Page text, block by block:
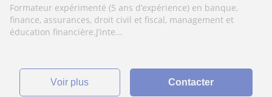
Formateur expérimenté (5 ans d’expérience) en banque,
finance, assurances, droit civil et fiscal, management et
éducation financière.J’inte...
voir plus Contacter